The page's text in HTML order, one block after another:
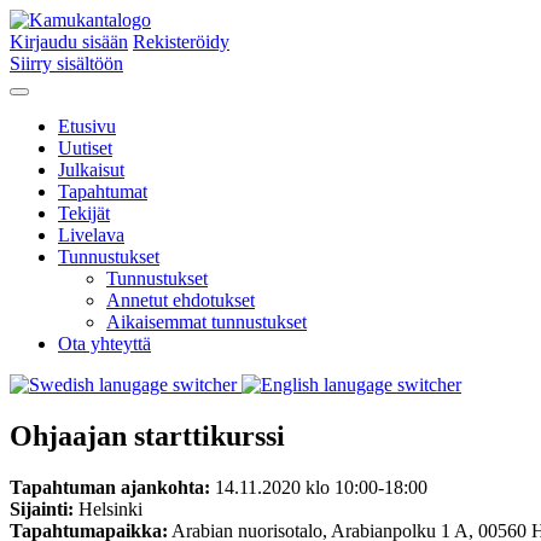
Kirjaudu sisään Rekisteröidy
Siirry sisältöön
Etusivu
Uutiset
Julkaisut
Tapahtumat
Tekijät
Livelava
Tunnustukset
Tunnustukset
Annetut ehdotukset
Aikaisemmat tunnustukset
Ota yhteyttä
Ohjaajan starttikurssi
Tapahtuman ajankohta: 14.11.2020 klo 10:00-18:00
Sijainti: Helsinki
Tapahtumapaikka: Arabian nuorisotalo, Arabianpolku 1 A, 00560